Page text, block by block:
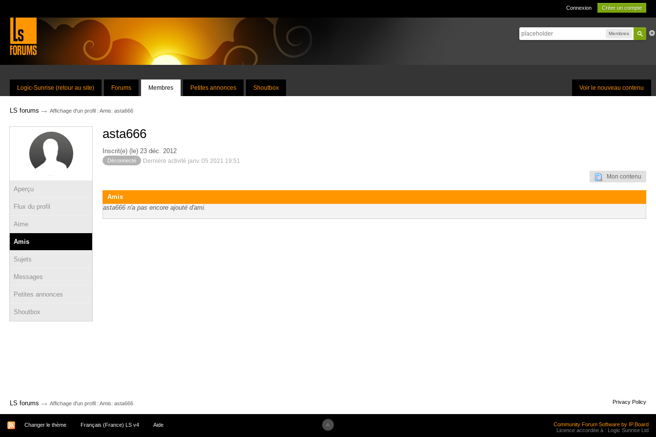
Connexion Créer un compte
Membres
Voir le nouveau contenu
Logic-Sunrise (retour au site) Forums Membres Petites annonces Shoutbox
LS forums → Affichage d'un profil : Amis: asta666
Aperçu
Flux du profil
Aime
Amis
Sujets
Messages
Petites annonces
Shoutbox
asta666
Inscrit(e) (le) 23 déc. 2012
Déconnecté Dernière activité janv. 05 2021 19:51
Mon contenu
Amis
asta666 n'a pas encore ajouté d'ami.
LS forums → Affichage d'un profil : Amis: asta666 Privacy Policy
Changer le thème Français (France) LS v4 Aide
Community Forum Software by IP.Board
Licence accordée à : Logic Sunrise Ltd